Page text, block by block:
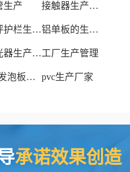
生产 接触器生产厂家
草坪护栏生产厂家 铝单板的生产厂家
激光器生产厂家工厂生产管理
xps发泡板材生产线 pvc生产厂家
承诺效果创造